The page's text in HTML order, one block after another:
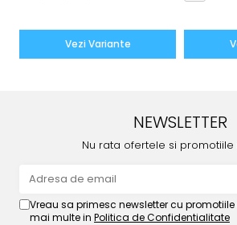
Vezi Variante
NEWSLETTER
Nu rata ofertele si promotiile
Vreau sa primesc newsletter cu
mai multe in Politica de Confidentialitate